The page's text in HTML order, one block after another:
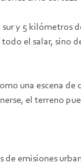
y 5 kilómetros
el salar, sino
una escena
el terreno
emisiones